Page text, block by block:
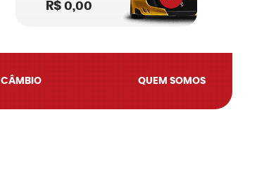
R$ 0,00
CÂMBIO QUEM SOMOS